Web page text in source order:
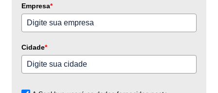
Empresa*
Cidade*